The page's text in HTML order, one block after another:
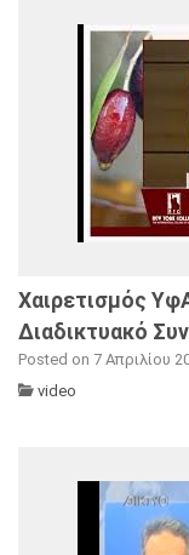
Χαιρετισμός
Διαδικτυακό
Posted on 7 Απριλίου
video